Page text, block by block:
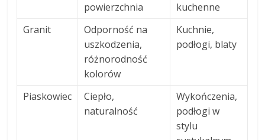
powierzchnia
kuchenne
Granit
Odporność na
uszkodzenia,
różnorodność
kolorów
Kuchnie,
podłogi, blaty
Piaskowiec
Ciepło,
naturalność
Wykończenia,
podłogi w
stylu